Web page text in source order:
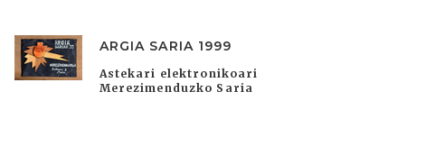
ARGIA SARIA 1999
Astekari elektronikoari
Merezimenduzko Saria